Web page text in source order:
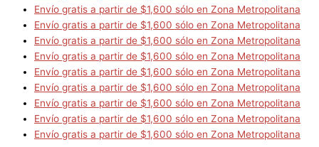
Envío gratis a partir de $1,600 sólo en Zona Metropolitana
Envío gratis a partir de $1,600 sólo en Zona Metropolitana
Envío gratis a partir de $1,600 sólo en Zona Metropolitana
Envío gratis a partir de $1,600 sólo en Zona Metropolitana
Envío gratis a partir de $1,600 sólo en Zona Metropolitana
Envío gratis a partir de $1,600 sólo en Zona Metropolitana
Envío gratis a partir de $1,600 sólo en Zona Metropolitana
Envío gratis a partir de $1,600 sólo en Zona Metropolitana
Envío gratis a partir de $1,600 sólo en Zona Metropolitana